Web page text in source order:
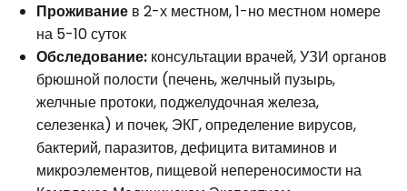
Проживание в 2-х местном, 1-но местном номере
на 5-10 суток
Обследование: консультации врачей, УЗИ органов
брюшной полости (печень, желчный пузырь,
желчные протоки, поджелудочная железа,
селезенка) и почек, ЭКГ, определение вирусов,
бактерий, паразитов, дефицита витаминов и
микроэлементов, пищевой непереносимости на